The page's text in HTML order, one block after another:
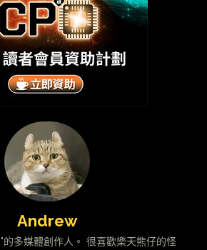
Andrew
的多媒體創作人。 很喜歡樂天熊仔的怪